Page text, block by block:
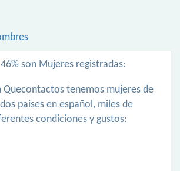
46% son Mujeres registradas:
Quecontactos tenemos mujeres de
paises en español, miles de
condiciones y gustos: